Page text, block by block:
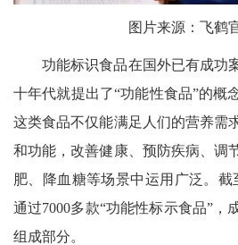
图片来源：飞鹤
功能标识食品在国外已有成功
十年代就提出了“功能性食品”的概
这类食品不仅能满足人们的营养需
和功能，改善健康、预防疾病、调
肥、降血糖等场景中运用广泛。截
通过7000多款“功能性标示食品”，
组成部分。